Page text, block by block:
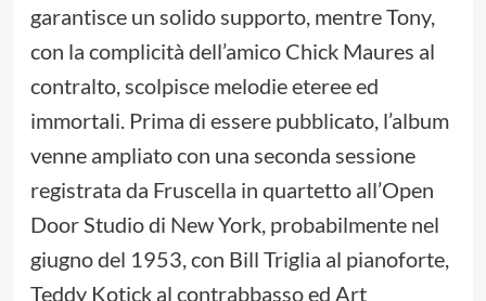
garantisce un solido supporto, mentre Tony,
con la complicità dell’amico Chick Maures al
contralto, scolpisce melodie eteree ed
immortali. Prima di essere pubblicato, l’album
venne ampliato con una seconda sessione
registrata da Fruscella in quartetto all’Open
Door Studio di New York, probabilmente nel
giugno del 1953, con Bill Triglia al pianoforte,
Teddy Kotick al contrabbasso ed Art